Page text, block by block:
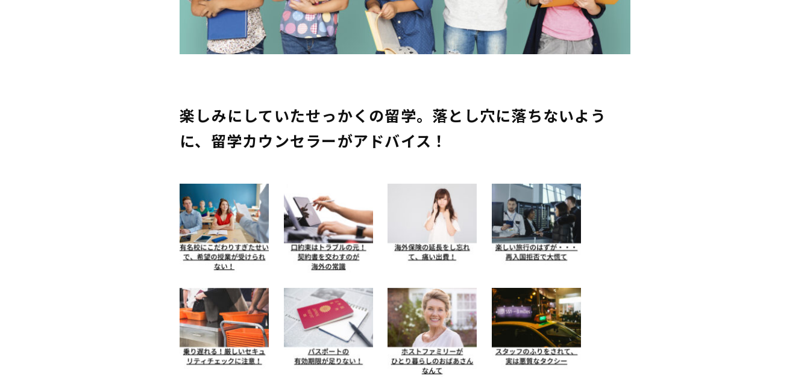
楽しみにしていたせっかくの留学。落とし穴に落ちないよう
に、留学カウンセラーがアドバイス！